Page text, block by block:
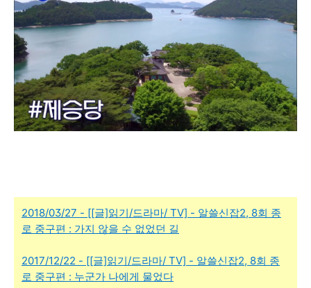
2018/03/27 - [[글]읽기/드라마/ TV] - 알쓸신잡2, 8회 종
로 중구편 : 가지 않을 수 없었던 길
2017/12/22 - [[글]읽기/드라마/ TV] - 알쓸신잡2, 8회 종
로 중구편 : 누군가 나에게 물었다